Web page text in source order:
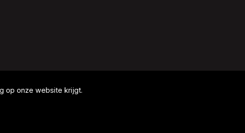
op onze website krijgt.